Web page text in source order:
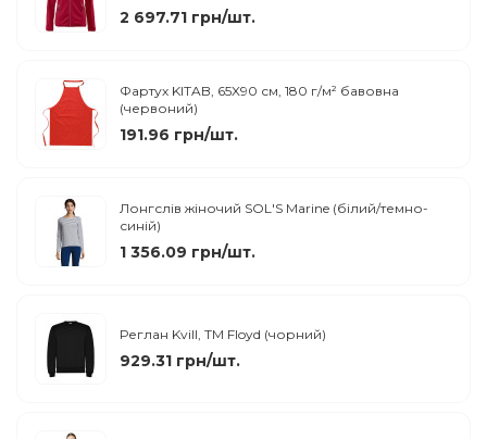
2 697.71 грн/шт.
Фартух KITAB, 65X90 см, 180 г/м² бавовна
(червоний)
191.96 грн/шт.
Лонгслів жіночий SOL'S Marine (білий/темно-
синій)
1 356.09 грн/шт.
Реглан Kvill, TM Floyd (чорний)
929.31 грн/шт.